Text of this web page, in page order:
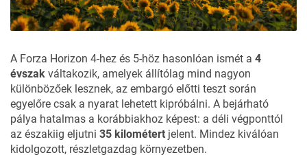
A Forza Horizon 4-hez és 5-höz hasonlóan ismét a 4
évszak váltakozik, amelyek állítólag mind nagyon
különbözőek lesznek, az embargó előtti teszt során
egyelőre csak a nyarat lehetett kipróbálni. A bejárható
pálya hatalmas a korábbiakhoz képest: a déli végponttól
az északiig eljutni 35 kilométert jelent. Mindez kiválóan
kidolgozott, részletgazdag környezetben.